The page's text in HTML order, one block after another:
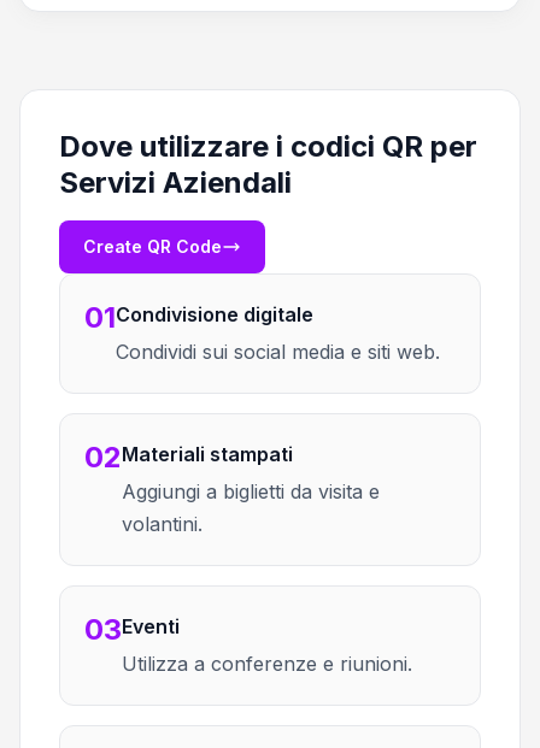
Dove utilizzare i codici QR per
Servizi Aziendali
Create QR Code
01Condivisione digitale
Condividi sui social media e siti web.
02Materiali stampati
Aggiungi a biglietti da visita e
volantini.
03Eventi
Utilizza a conferenze e riunioni.